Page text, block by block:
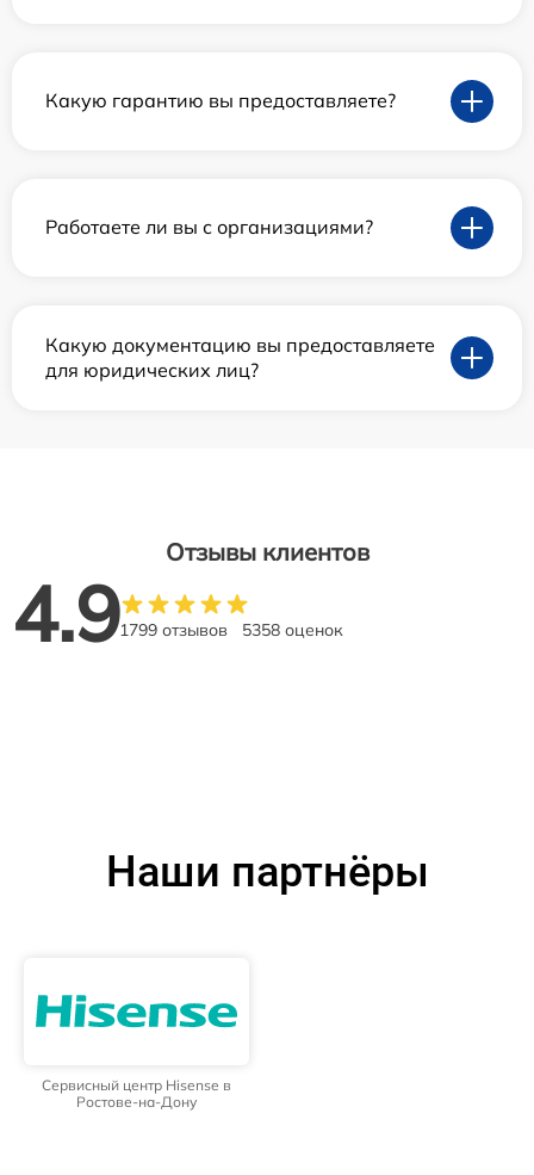
Какую гарантию вы предоставляете?
Работаете ли вы с организациями?
Какую документацию вы предоставляете
для юридических лиц?
Отзывы клиентов
4.91799 отзывов 5358 оценок
Наши партнёры
Сервисный центр Hisense в
Ростове-на-Дону